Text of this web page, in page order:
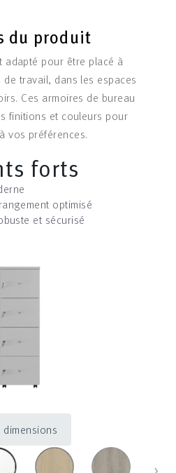
du produit
adapté pour être placé à
travail, dans les espaces
Ces armoires de bureau
finitions et couleurs pour
vos préférences.
forts
optimisé
et sécurisé
dimensions
chene_431